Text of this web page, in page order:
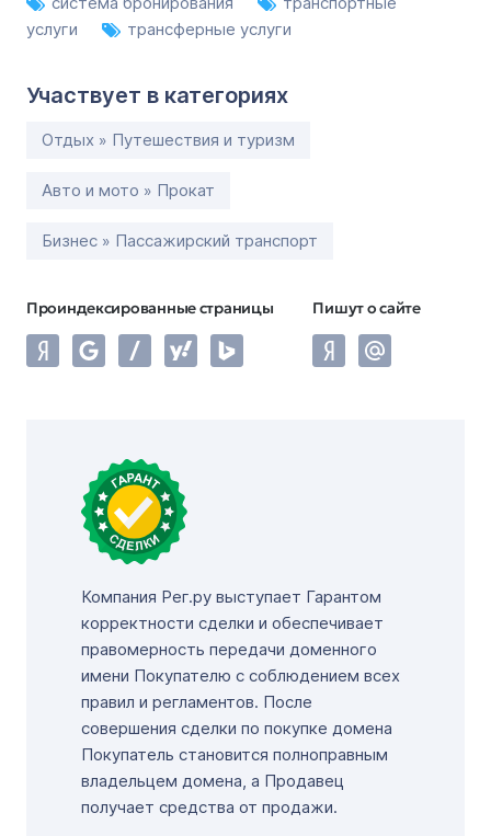
услуги
трансферные услуги
Участвует в категориях
Отдых » Путешествия и туризм
Авто и мото » Прокат
Бизнес » Пассажирский транспорт
Проиндексированные страницы Пишут о сайте
Компания Рег.ру выступает Гарантом
корректности сделки и обеспечивает
правомерность передачи доменного
имени Покупателю с соблюдением всех
правил и регламентов. После
совершения сделки по покупке домена
Покупатель становится полноправным
владельцем домена, а Продавец
получает средства от продажи.